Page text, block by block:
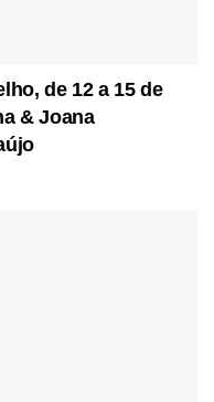
de 12 a 15 de
& Joana